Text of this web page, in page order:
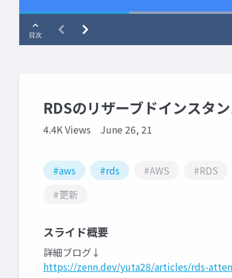
RDSのリザーブドインスタ
4.4K Views June 26, 21
#aws #rds #AWS #RDS
#更新
スライド概要
詳細ブログ↓
https://zenn.dev/yuta28/articles/rds-